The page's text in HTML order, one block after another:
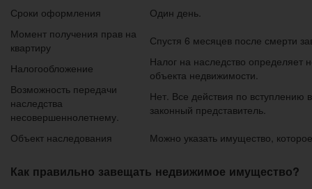
Сроки оформления
Один день.
Момент получения прав на
квартиру
Спустя 6 месяцев после смерти
Налогообложение
Налог на наследство определяет
объекта недвижимости.
Возможность передачи
наследства
несовершеннолетнему.
Нет. Все действия по вступлению
законный представитель.
Объект наследования
Можно указать имущество,
Как правильно завещать недвижимое имущество?